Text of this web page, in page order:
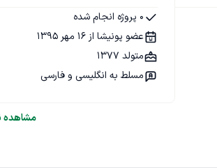
0 پروژه انجام شده
عضو پونیشا از 16 مهر 1395
متولد 1377
مسلط به انگلیسی و فارسی
مشاهده